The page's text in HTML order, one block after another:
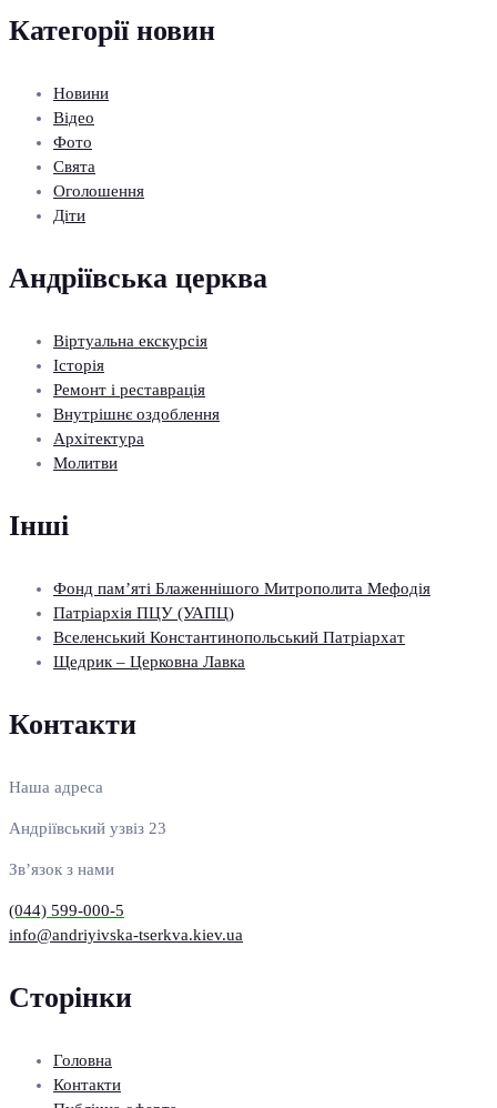
Категорії новин
Новини
Відео
Фото
Свята
Оголошення
Діти
Андріївська церква
Віртуальна екскурсія
Історія
Ремонт і реставрація
Внутрішнє оздоблення
Архітектура
Молитви
Інші
Фонд пам’яті Блаженнішого Митрополита Мефодія
Патріархія ПЦУ (УАПЦ)
Вселенський Константинопольський Патріархат
Щедрик – Церковна Лавка
Контакти
Наша адреса
Андріївський узвіз 23
Зв’язок з нами
(044) 599-000-5
info@andriyivska-tserkva.kiev.ua
Сторінки
Головна
Контакти